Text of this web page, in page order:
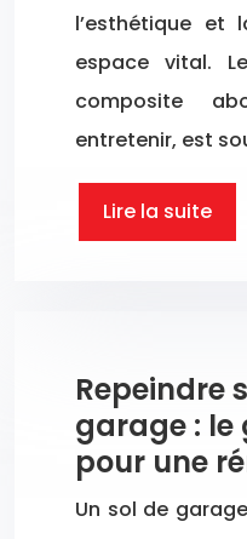
l’esthétique et
espace vital.
composite
entretenir, est
Lire la suite
Repeindre
garage :
pour une
Un sol de